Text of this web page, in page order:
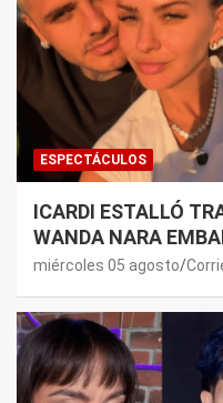
ESPECTÁCULOS
ICARDI ESTALLÓ
WANDA NARA
NORDELTA:
miércoles 05 agosto